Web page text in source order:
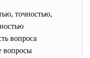
точностью,
вопроса
вопросы